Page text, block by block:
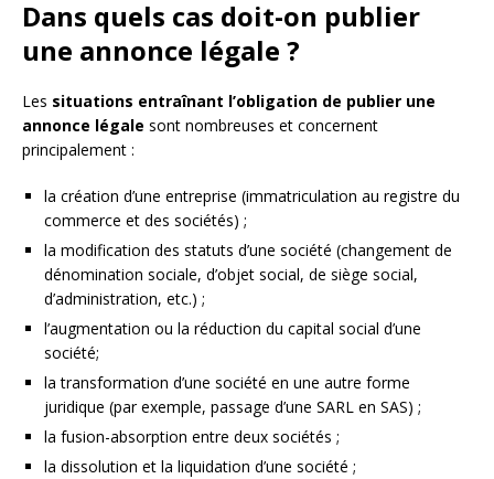
Dans quels cas doit-on publier
une annonce légale ?
Les situations entraînant l’obligation de publier une
annonce légale sont nombreuses et concernent
principalement :
la création d’une entreprise (immatriculation au registre du
commerce et des sociétés) ;
la modification des statuts d’une société (changement de
dénomination sociale, d’objet social, de siège social,
d’administration, etc.) ;
l’augmentation ou la réduction du capital social d’une
société;
la transformation d’une société en une autre forme
juridique (par exemple, passage d’une SARL en SAS) ;
la fusion-absorption entre deux sociétés ;
la dissolution et la liquidation d’une société ;